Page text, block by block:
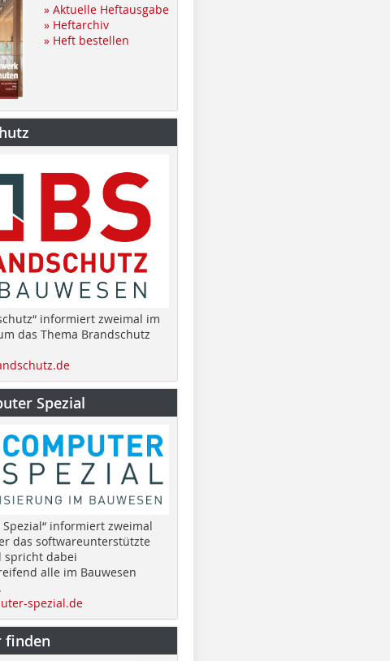
» Aktuelle Heftausgabe
» Heftarchiv
» Heft bestellen
informiert zweimal im
das Thema Brandschutz
Spezial
Spezial“ informiert zweimal
das softwareunterstützte
spricht dabei
alle im Bauwesen
spezial.de
finden